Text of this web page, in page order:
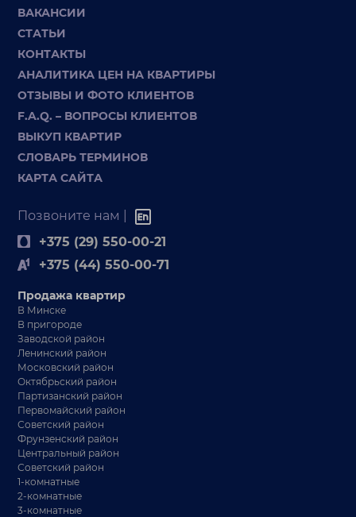
ВАКАНСИИ
СТАТЬИ
КОНТАКТЫ
АНАЛИТИКА ЦЕН НА КВАРТИРЫ
ОТЗЫВЫ И ФОТО КЛИЕНТОВ
F.A.Q. – ВОПРОСЫ КЛИЕНТОВ
ВЫКУП КВАРТИР
СЛОВАРЬ ТЕРМИНОВ
КАРТА САЙТА
Позвоните нам |
+375 (29) 550-00-21
+375 (44) 550-00-71
Продажа квартир
В Минске
В пригороде
Заводской район
Ленинский район
Московский район
Октябрьский район
Партизанский район
Первомайский район
Советский район
Фрунзенский район
Центральный район
Советский район
1-комнатные
2-комнатные
3-комнатные